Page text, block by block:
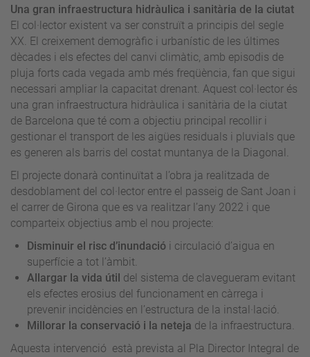
Una gran infraestructura hidràulica i sanitària de la ciutat
El col·lector existent va ser construït a principis del segle
XX. El creixement demogràfic i urbanístic de les últimes
dècades i els efectes del canvi climàtic, amb episodis de
pluja forts cada vegada amb més freqüència, fan que sigui
necessari ampliar la capacitat drenant. Aquest col·lector és
una gran infraestructura hidràulica i sanitària de la ciutat
de Barcelona que té com a objectiu principal recollir i
gestionar el transport de les aigües residuals i pluvials que
es generen als barris del costat muntanya de la Diagonal.
El projecte donarà continuïtat a l’obra ja realitzada de
desdoblament del col·lector entre el passeig de Sant Joan i
el carrer de Girona que es va realitzar l’any 2022 i que
comparteix objectius amb el nou projecte:
Disminuir el risc d’inundació i circulació d’aigua en
superfície a tot l’àmbit.
Allargar la vida útil del sistema de clavegueram evitant
els efectes erosius del funcionament en càrrega i
prevenir incidències en l’estructura de la instal·lació.
Millorar la conservació i la neteja de la infraestructura.
Aquesta intervenció està prevista al Pla Director Integral de